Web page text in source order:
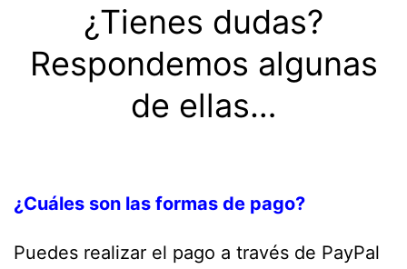
¿Tienes dudas?
Respondemos algunas
de ellas…
¿Cuáles son las formas de pago?
Puedes realizar el pago a través de PayPal